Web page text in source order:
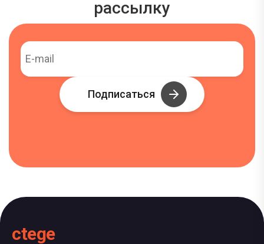
рассылку
Подписаться
ctege